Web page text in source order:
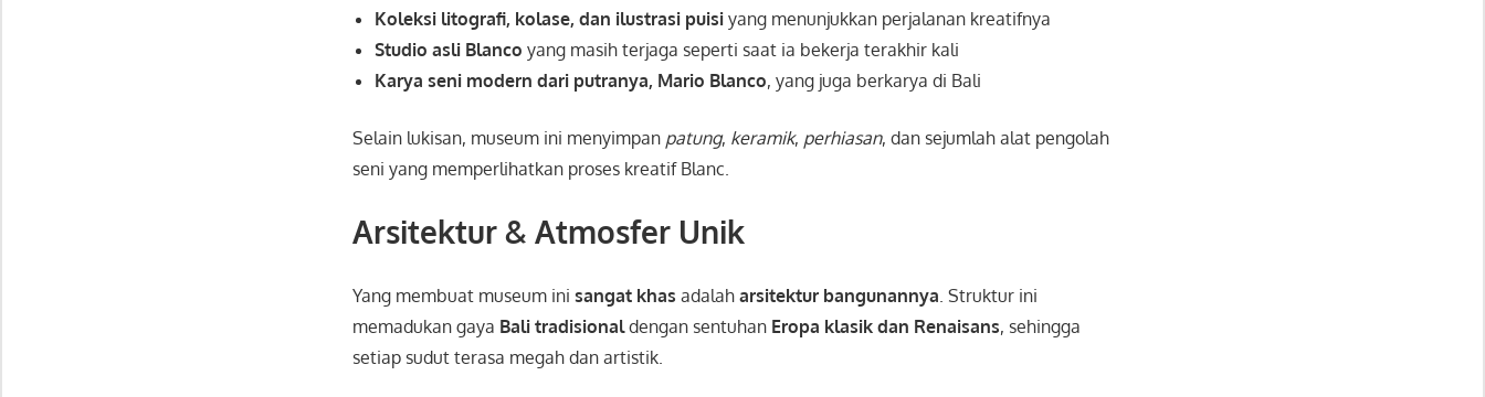
Koleksi litografi, kolase, dan ilustrasi puisi yang menunjukkan perjalanan kreatifnya
Studio asli Blanco yang masih terjaga seperti saat ia bekerja terakhir kali
Karya seni modern dari putranya, Mario Blanco, yang juga berkarya di Bali
Selain lukisan, museum ini menyimpan patung, keramik, perhiasan, dan sejumlah alat pengolah
seni yang memperlihatkan proses kreatif Blanc.
Arsitektur & Atmosfer Unik
Yang membuat museum inisangat khas adalaharsitektur bangunannya . Struktur ini
memadukan gaya Bali tradisionaldengan sentuhan Eropa klasik dan Renaisans, sehingga
setiap sudut terasa megah dan artistik.